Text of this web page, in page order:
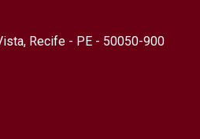
Recife - PE - 50050-900